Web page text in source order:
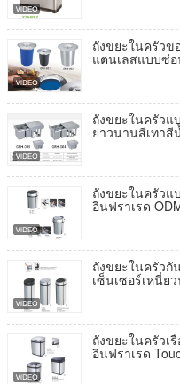
ถังขยะในครัวข
แตนเลสแบบซ่
ถังขยะในครัวแ
ยาวนานสีเทาสี
ถังขยะในครัวแ
อินฟราเรด
ถังขยะในครัวกั
เซ็นเซอร์เหนี่ย
ถังขยะในครัวเ
อินฟราเรด